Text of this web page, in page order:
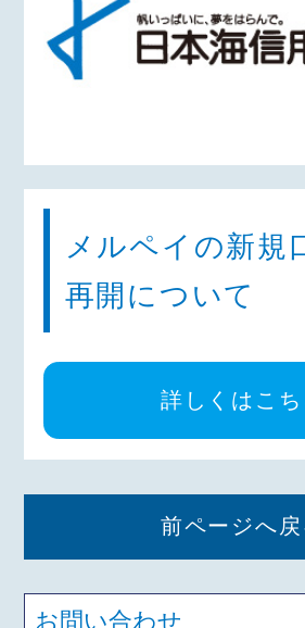
メルペイの新規
再開について
詳しくはこち
前ページへ戻
お問い合わせ